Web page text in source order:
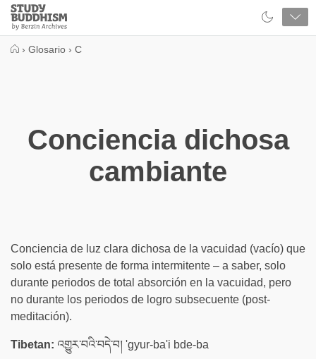
Close
Study
Buddhism
› Glosario › C
Conciencia dichosa
cambiante
Conciencia de luz clara dichosa de la vacuidad (vacío) que
solo está presente de forma intermitente – a saber, solo
durante periodos de total absorción en la vacuidad, pero
no durante los periodos de logro subsecuente (post-
meditación).
Tibetan: འགྱུར་བའི་བདེ་བ། 'gyur-ba'i bde-ba